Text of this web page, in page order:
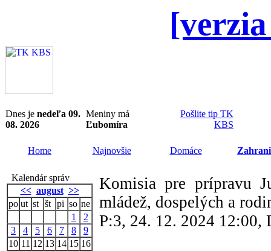
Dnes je nedeľa 09.
08. 2026
Meniny má
Ľubomíra
Pošlite tip TK
KBS
Home Najnovšie Domáce
Kalendár správ
<< august >>
po ut st št pi so ne
1
2
3
4 5 6 7 8
9
10 11 12 13 14 15 16
Komisia pre prípravu
mládež, dospelých a
P:3, 24. 12. 2024 12:00,